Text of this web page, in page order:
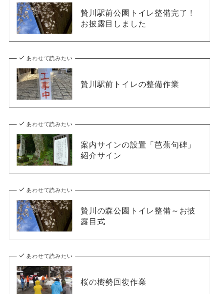
贄川駅前公園トイレ整備完了！
お披露目しました
あわせて読みたい
贄川駅前トイレの整備作業
あわせて読みたい
案内サインの設置「芭蕉句碑」
紹介サイン
あわせて読みたい
贄川の森公園トイレ整備～お披
露目式
あわせて読みたい
桜の樹勢回復作業